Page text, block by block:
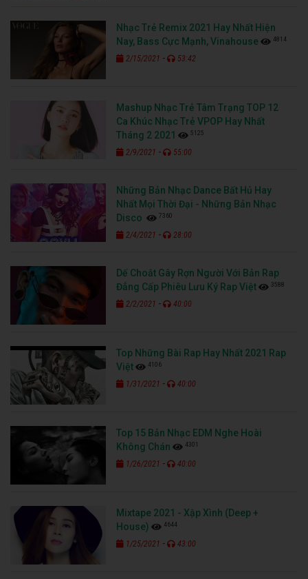
Nhạc Trẻ Remix 2021 Hay Nhất Hiện
Nay, Bass Cực Mạnh, Vinahouse
4814
2/15/2021 - 53:42
Mashup Nhạc Trẻ Tâm Trạng TOP 12
Ca Khúc Nhạc Trẻ VPOP Hay Nhất
Tháng 2 2021
5125
2/9/2021 - 55:00
Những Bản Nhạc Dance Bất Hủ Hay
Nhất Mọi Thời Đại - Những Bản Nhạc
Disco
7360
2/4/2021 - 28:00
Dế Choắt Gây Rợn Người Với Bản Rap
Đẳng Cấp Phiêu Lưu Ký Rap Việt
3588
2/2/2021 - 40:00
Top Những Bài Rap Hay Nhất 2021 Rap
Việt
4106
1/31/2021 - 40:00
Top 15 Bản Nhạc EDM Nghe Hoài
Không Chán
4301
1/26/2021 - 40:00
Mixtape 2021 - Xập Xình (Deep +
House)
4644
1/25/2021 - 43:00